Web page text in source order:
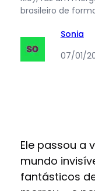
brasileiro de
Sonia
07/01/
Ele passou a
mundo
fantásticos